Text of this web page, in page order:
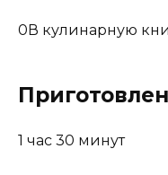
0В кулинарную
1 час 30 минут